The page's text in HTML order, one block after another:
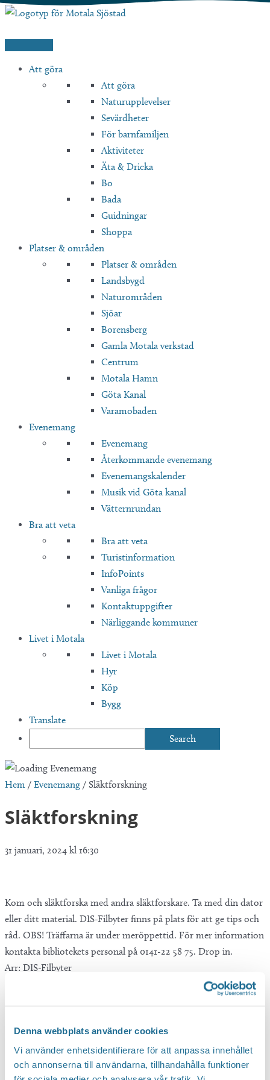
Denna webbplats använder cookies
Vi använder enhetsidentifierare för att anpassa innehållet
och annonserna till användarna, tillhandahålla funktioner
Hoppa
Att göra
Att göra
Naturupplevelser
Sevärdheter
För barnfamiljen
Aktiviteter
Äta & Dricka
Bo
Bada
Guidningar
Shoppa
Platser & områden
Platser & områden
Landsbygd
Naturområden
Sjöar
Borensberg
Gamla Motala verkstad
Centrum
Motala Hamn
Göta Kanal
Varamobaden
Evenemang
Evenemang
Återkommande evenemang
Evenemangskalender
Musik vid Göta kanal
Vätternrundan
Bra att veta
Bra att veta
Turistinformation
InfoPoints
Vanliga frågor
Kontaktuppgifter
Närliggande kommuner
Livet i Motala
Livet i Motala
Hyr
Köp
Bygg
Translate
Hem / Evenemang / Släktforskning
Släktforskning
31 januari, 2024 kl 16:30
Kom och släktforska med andra släktforskare. Ta med din dator
eller ditt material. DIS-Filbyter finns på plats för att ge tips och
råd. OBS! Träffarna är under meröppettid. För mer information
kontakta bibliotekets personal på 0141-22 58 75. Drop in.
Arr: DIS-Filbyter